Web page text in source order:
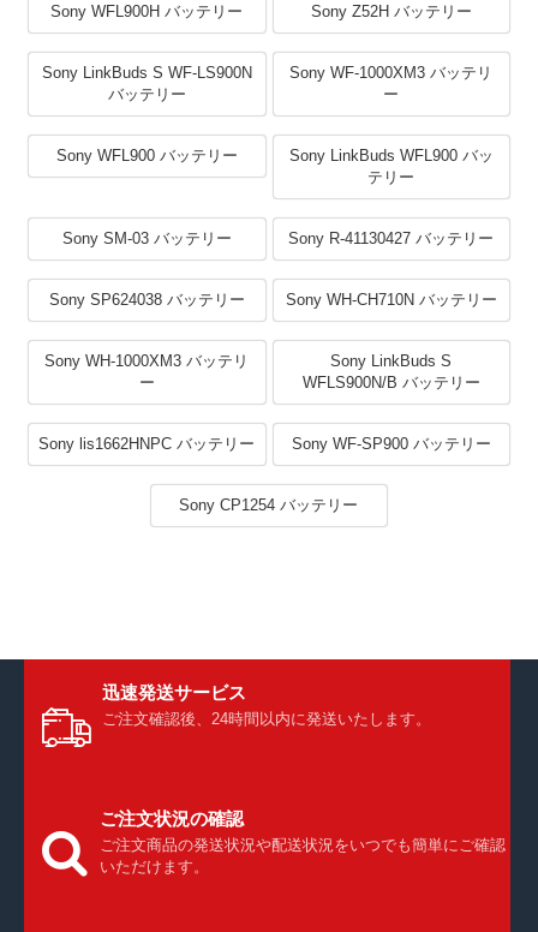
Sony WFL900H バッテリー Sony Z52H バッテリー
Sony LinkBuds S WF-LS900N
バッテリー
Sony WF-1000XM3 バッテリ
ー
Sony WFL900 バッテリー
Sony LinkBuds WFL900 バッ
テリー
Sony SM-03 バッテリー Sony R-41130427 バッテリー
Sony SP624038 バッテリー Sony WH-CH710N バッテリー
Sony WH-1000XM3 バッテリ
ー
Sony LinkBuds S
WFLS900N/B バッテリー
Sony lis1662HNPC バッテリー Sony WF-SP900 バッテリー
Sony CP1254 バッテリー
迅速発送サービス
ご注文確認後、24時間以内に発送いたします。
ご注文状況の確認
ご注文商品の発送状況や配送状況をいつでも簡単にご確認
いただけます。